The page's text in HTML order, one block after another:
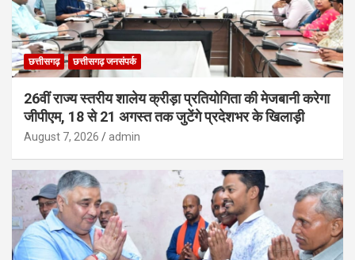
छत्तीसगढ़ छत्तीसगढ़ जनसंपर्क
26वीं राज्य स्तरीय शालेय क्रीड़ा प्रतियोगिता की मेजबानी करेगा
जीपीएम, 18 से 21 अगस्त तक जुटेंगे प्रदेशभर के खिलाड़ी
August 7, 2026 admin